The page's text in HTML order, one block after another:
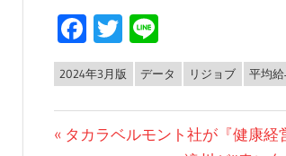
Facebook
Twitter
Line
NEWS
2024年3月版 データ リジョブ 平均
投
前
タカラベルモント社が『健康